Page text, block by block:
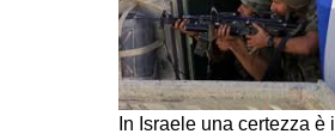
SPAZI
SPORT POPOLARE
MOVIMENTI
In Israele una certezza è